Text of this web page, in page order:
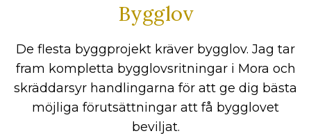
Bygglov
De flesta byggprojekt kräver bygglov. Jag tar
fram kompletta bygglovsritningar i Mora och
skräddarsyr handlingarna för att ge dig bästa
möjliga förutsättningar att få bygglovet
beviljat.